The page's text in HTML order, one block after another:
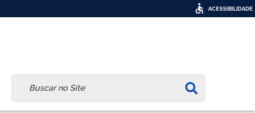
ACESSIBILIDADE